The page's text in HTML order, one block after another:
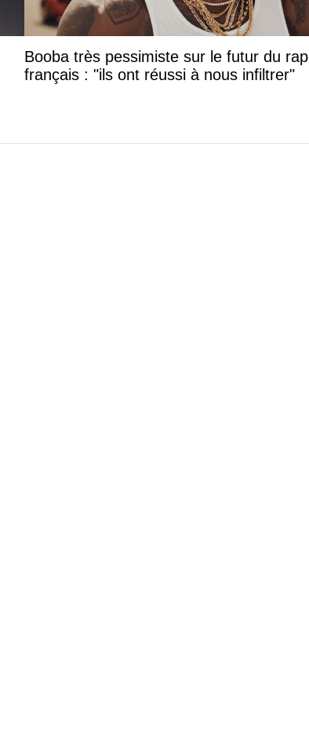
Booba très pessimiste sur le futur du rap
français : "ils ont réussi à nous infiltrer"